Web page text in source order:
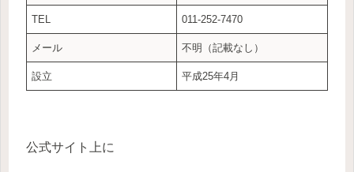
TEL 011-252-7470
メール 不明（記載なし）
設立 平成25年4月
公式サイト上に